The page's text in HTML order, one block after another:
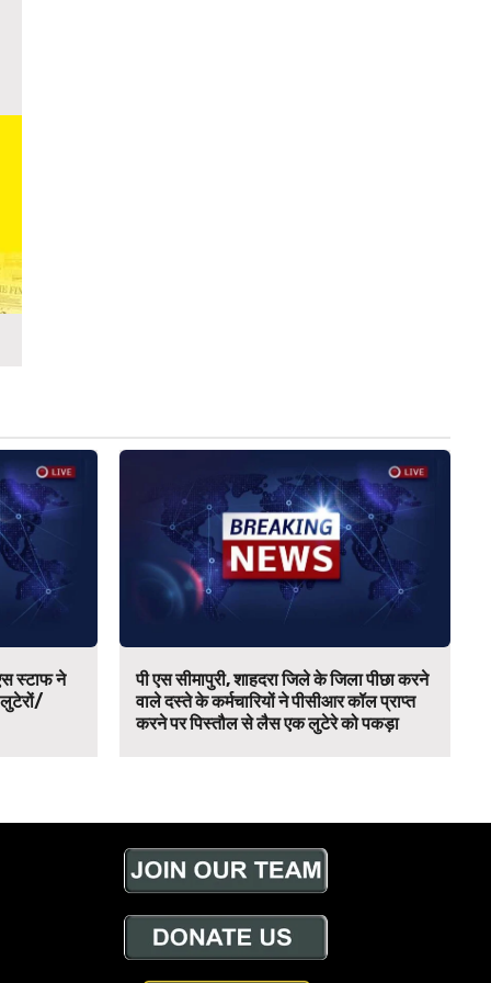
स्टाफ ने
लुटेरों/
पी एस सीमापुरी, शाहदरा जिले के जिला पीछा करने
वाले दस्ते के कर्मचारियों ने पीसीआर कॉल प्राप्त
करने पर पिस्तौल से लैस एक लुटेरे को पकड़ा